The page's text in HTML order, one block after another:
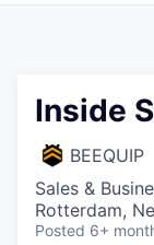
Inside
BEEQUIP
Sales &
Rotterdam,
Posted 6+